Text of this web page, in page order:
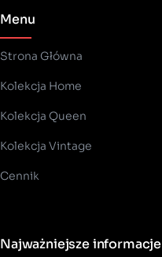
Menu
Strona Główna
Kolekcja Home
Kolekcja Queen
Kolekcja Vintage
Cennik
Najważniejsze informacje